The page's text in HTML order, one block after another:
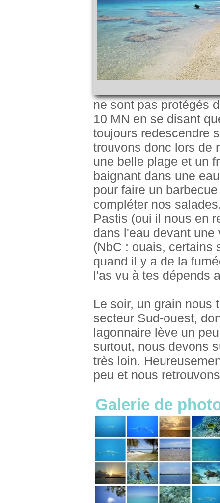
ne sont pas protégés
10 MN en se disant
toujours redescendre
trouvons donc lors de
une belle plage et un
baignant dans une
pour faire un
compléter nos
Pastis (oui il nous en
dans l'eau devant
(NbC : ouais, certains
quand il y a de la
l'as vu à tes dépends
Le soir, un grain nous
secteur Sud-ouest,
lagonnaire lève un
surtout, nous devons
très loin.
peu et nous
Galerie de